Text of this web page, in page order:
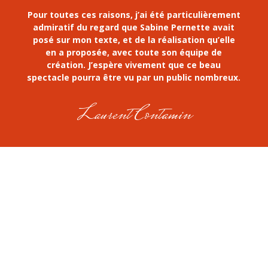
Pour toutes ces raisons, j’ai été particulièrement
admiratif du regard que Sabine Pernette avait
posé sur mon texte, et de la réalisation qu’elle
en a proposée, avec toute son équipe de
création. J’espère vivement que ce beau
spectacle pourra être vu par un public nombreux.
Laurent Contamin